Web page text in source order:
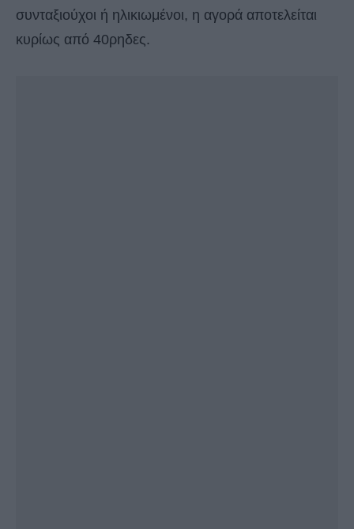
συνταξιούχοι ή ηλικιωμένοι, η αγορά αποτελείται
κυρίως από 40ρηδες.